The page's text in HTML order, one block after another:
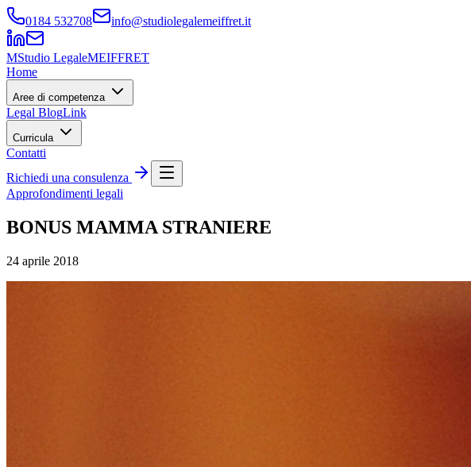
0184 532708 info@studiolegalemeiffret.it
MStudio LegaleMEIFFRET
Home
Aree di competenza
Legal BlogLink
Curricula
Contatti
Richiedi una consulenza
Approfondimenti legali
BONUS MAMMA STRANIERE
24 aprile 2018